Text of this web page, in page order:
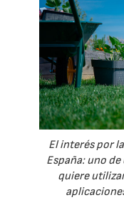
El interés por
España: uno
quiere